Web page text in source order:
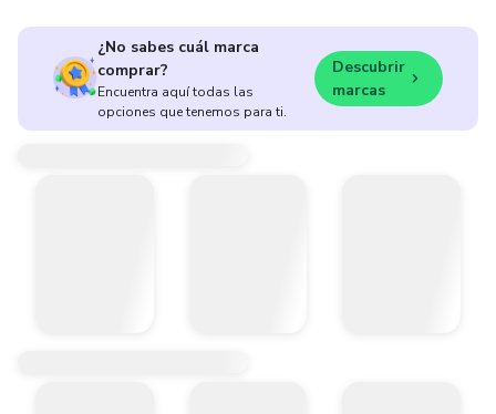
¿No sabes cuál marca
comprar?
Encuentra aquí todas las
opciones que tenemos para ti.
Descubrir
marcas